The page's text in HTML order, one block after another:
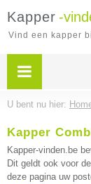
Kapper -
Vind een kapper
U bent nu hier:
Kapper
Kapper-vinden.be
Dit geldt ook voor
deze pagina uw